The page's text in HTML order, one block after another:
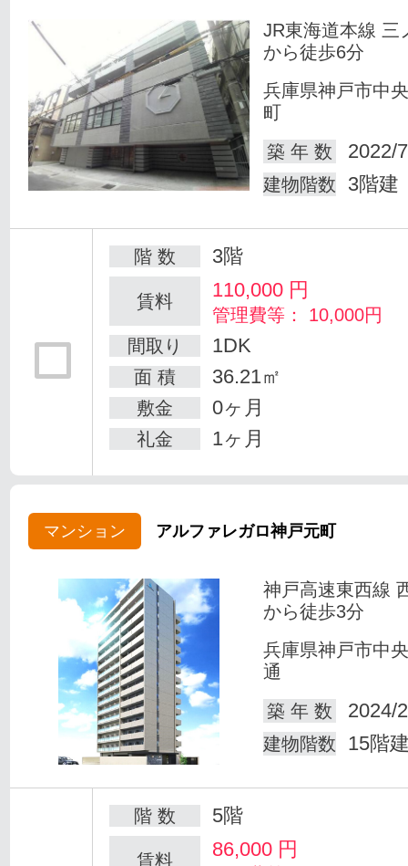
JR東海道本線 三
から徒歩6分
兵庫県神戸市中
町
築 年 数
2022/
建物階数 3階建
階 数 3階
賃料 110,000 円
管理費等： 10,000円
間取り
1DK
面 積 36.21㎡
敷金 0ヶ月
礼金 1ヶ月
マンション アルファレガロ神戸元町
神戸高速東西線
から徒歩3分
兵庫県神戸市中
通
築 年 数
2024/
建物階数 15階
階 数 5階
賃料 86,000 円